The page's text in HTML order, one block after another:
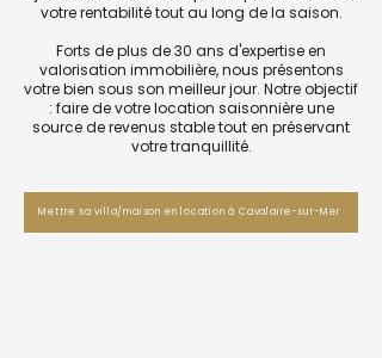
votre rentabilité tout au long de la saison.
Forts de plus de 30 ans d'expertise en
valorisation immobilière, nous présentons
votre bien sous son meilleur jour. Notre objectif
: faire de votre location saisonnière une
source de revenus stable tout en préservant
votre tranquillité.
Mettre sa villa/maison en location à Cavalaire-sur-Mer